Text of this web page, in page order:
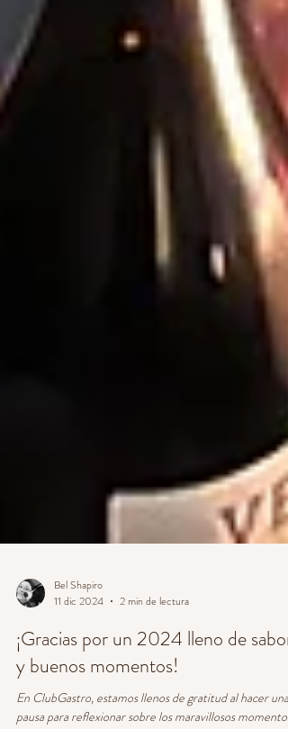
Bel Shapiro
11 dic 2024
2 min de lectura
¡Gracias por un 2024 lleno de sabor
y buenos momentos!